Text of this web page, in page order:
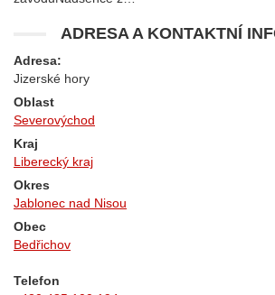
ADRESA A KONTAKTNÍ
Adresa:
Jizerské hory
Oblast
Severovýchod
Kraj
Liberecký kraj
Okres
Jablonec nad Nisou
Obec
Bedřichov
Telefon